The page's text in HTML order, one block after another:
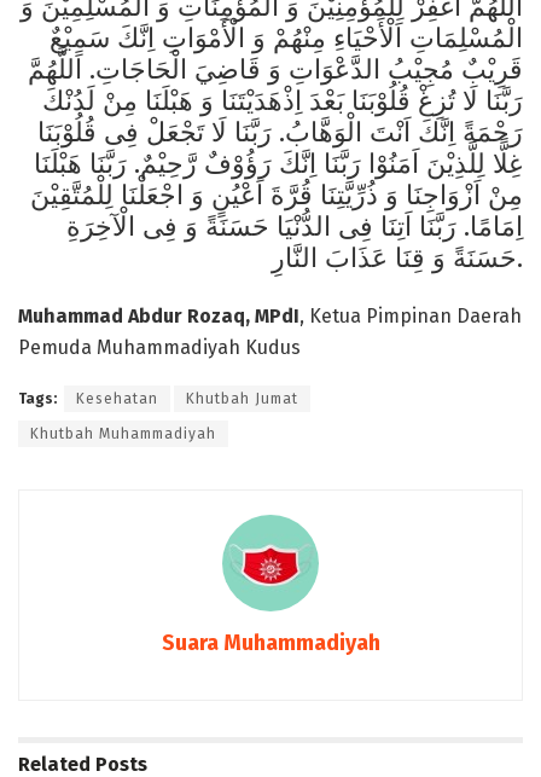
الْمُسْلِمَاتِ اَلْأَحْيَاءِ مِنْهُمْ وَ الْأَمْوَاتِ اِنَّكَ سَمِيْعٌ
قَرِيْبٌ مُجِيْبُ الدَّعْوَاتِ وَ قَاضِيَ الْحَاجَاتِ. اَللَّهُمَّ
رَبَّنَا لَا تُزِغْ قُلُوْبَنَا بَعْدَ اِذْهَدَيْتَنَا وَ هَبْلَنَا مِنْ لَدُنْكَ
رَحْمَةً اِنَّكَ اَنْتَ الْوَهَّابُ. رَبَّنَا لَا تَجْعَلْ فِى قُلُوْبَنَا
غِلًّا لِلَّذِيْنَ اَمَنُوْا رَبَّنَا اِنَّكَ رَؤُوْفٌ رَّحِيْمٌ. رَبَّنَا هَبْلَنَا
مِنْ اَزْوَاجِنَا وَ ذُرِّيَّتِنَا قُرَّةَ اَعْيُنٍ وَ اجْعَلْنَا لِلْمُتَّقِيْنَ
اِمَامًا. رَبَّنَا اَتِنَا فِى الدُّنْيَا حَسَنَةً وَ فِى الْآخِرَةِ
حَسَنَةً وَ قِنَا عَذَابَ النَّارِ.
Muhammad Abdur Rozaq, MPdI, Ketua Pimpinan Daerah
Pemuda Muhammadiyah Kudus
Tags: Kesehatan Khutbah Jumat
Khutbah Muhammadiyah
Suara Muhammadiyah
Related Posts